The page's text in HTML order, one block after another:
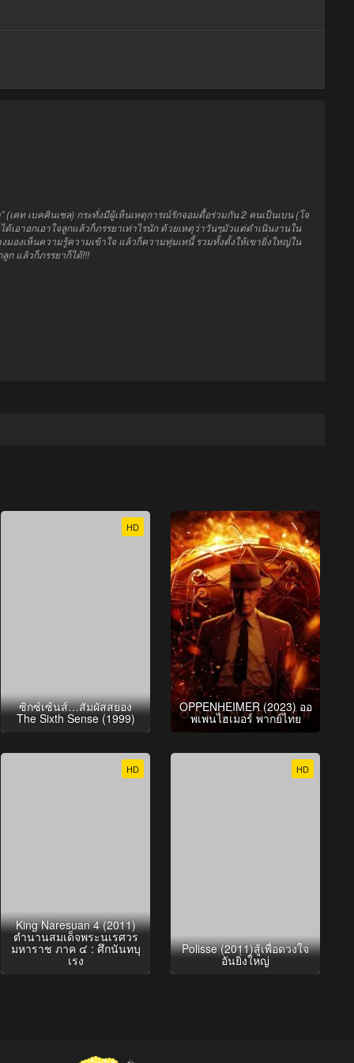
” (เคท เบคคินเซล) กระทั่งมีผู้เห็นเหตุการณ์รักจอมดื้อร่วมกัน2 คนเป็นเบน(โจ
ได้เอาอกเอาใจลูกแล้วก็ภรรยาเท่าไรนัก ด้วยเหตุว่าวันๆมัวแต่ดำเนินงานใน
มองเห็นความรู้ความเข้าใจ แล้วก็ความทุ่มเทนี้ รวมทั้งตั้งให้เขายิ่งใหญ่ใน
ลูก แล้วก็ภรรยาก็ได้!!!
HD
ซิกซ์เซ้นส์…สัมผัสสยอง
The Sixth Sense (1999)
OPPENHEIMER (2023) ออ
พเพนไฮเมอร์ พากย์ไทย
HD
King Naresuan 4 (2011)
ตำนานสมเด็จพระนเรศวร
มหาราช ภาค ๔ : ศึกนันทบุ
เรง
HD
Polisse (2011)สู้เพื่อดวงใจ
อันยิ่งใหญ่